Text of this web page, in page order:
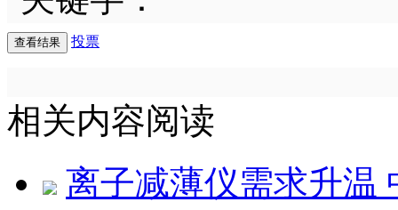
投票
相关内容阅读
离子减薄仪需求升温